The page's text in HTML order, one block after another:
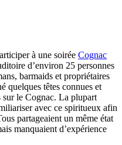
à une soirée Cognac
d’environ 25 personnes
barmaids et propriétaires
quelques têtes connues et
sur le Cognac. La plupart
avec ce spiritueux afin
partageaient un même état
manquaient d’expérience